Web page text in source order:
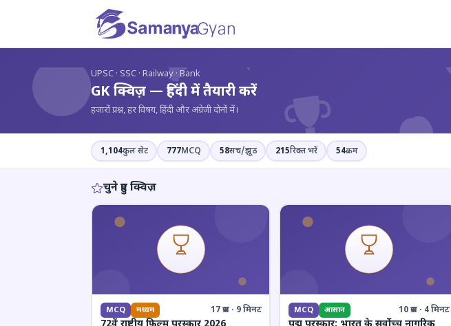
? UPSC · SSC · Railway · Bank
GK क्विज़ — हिंदी में तैयारी करें
हज़ारों प्रश्न, हर विषय, हिंदी और अंग्रेज़ी दोनों में।
1,104कुल सेट 777MCQ 58सच/झूठ 215रिक्त भरें 54क्रम
चुने हुए क्विज़
MCQ मध्यम 17 प्रश्न · 9 मिनट MCQ आसान 10 प्रश्न · 4 मिनट